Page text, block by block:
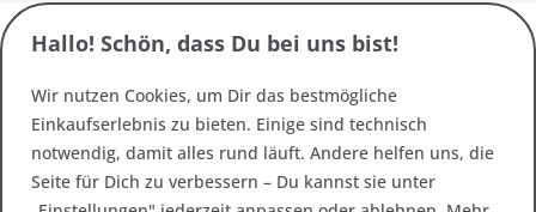
Hallo! Schön, dass Du bei uns bist!
Wir nutzen Cookies, um Dir das bestmögliche
Einkaufserlebnis zu bieten. Einige sind technisch
notwendig, damit alles rund läuft. Andere helfen uns, die
Seite für Dich zu verbessern – Du kannst sie unter